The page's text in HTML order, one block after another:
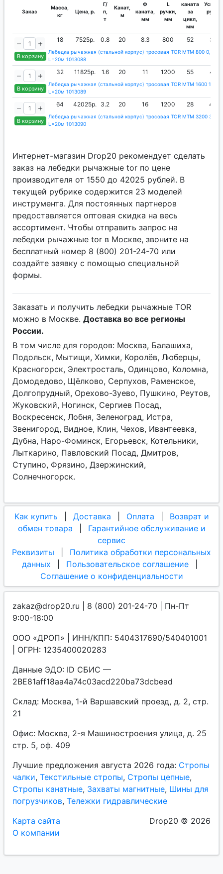
Заказ
Масса,
кг
Цена, р.
Г/
п,
т
Канат,
м
Ф
каната,
мм
L
ручки,
мм
каната
за
цикл,
мм
Усилие
руки,
В корзину
18 7525р. 0.8 20 8.3 800 52 32
Лебедка рычажная (стальной корпус) тросовая TOR МТМ 800 0,8 т
L=20м 1013088
В корзину
32 11825р. 1.6 20 11 1200 55 42
Лебедка рычажная (стальной корпус) тросовая TOR МТМ 1600 1,6 т
L=20м 1013089
В корзину
64 42025р. 3.2 20 16 1200 28 44
Лебедка рычажная (стальной корпус) тросовая TOR МТМ 3200 3,2 т
L=20м 1013090
Интернет-магазин Drop20 рекомендует сделать
заказ на лебедки рычажные tor по цене
производителя от 1550 до 42025 рублей. В
текущей рубрике содержится 23 моделей
инструмента. Для постоянных партнеров
предоставляется оптовая скидка на весь
ассортимент. Чтобы отправить запрос на
лебедки рычажные tor в Москве, звоните на
бесплатный номер 8 (800) 201-24-70 или
создайте заявку с помощью специальной
формы.
Заказать и получить лебедки рычажные TOR
можно в Москве. Доставка во все регионы
России.
В том числе для городов: Москва, Балашиха,
Подольск, Мытищи, Химки, Королёв, Люберцы,
Красногорск, Электросталь, Одинцово, Коломна,
Домодедово, Щёлково, Серпухов, Раменское,
Долгопрудный, Орехово-Зуево, Пушкино, Реутов,
Жуковский, Ногинск, Сергиев Посад,
Воскресенск, Лобня, Зеленоград, Истра,
Звенигород, Видное, Клин, Чехов, Ивантеевка,
Дубна, Наро-Фоминск, Егорьевск, Котельники,
Лыткарино, Павловский Посад, Дмитров,
Ступино, Фрязино, Дзержинский,
Солнечногорск.
Как купить Доставка Оплата
Возврат и
обмен товара
Гарантийное обслуживание и
сервис
Реквизиты
Политика обработки персональных
данных
Пользовательское соглашение
Соглашение о конфиденциальности
zakaz@drop20.ru | 8 (800) 201-24-70 | Пн-Пт
9:00-18:00
ООО «ДРОП» | ИНН/КПП: 5404317690/540401001
| ОГРН: 1235400020283
Данные ЭДО: ID СБИС —
2BE81aff18aa4a74c03acd220ba73dcbead
Склад: Москва, 1-й Варшавский проезд, д. 2, стр.
21
Офис: Москва, 2-я Машиностроения улица, д. 25
стр. 5, оф. 409
Лучшие предложения августа 2026 года: Стропы
чалки, Текстильные стропы, Стропы цепные,
Стропы канатные, Захваты магнитные, Шины для
погрузчиков, Тележки гидравлические
Карта сайта
О компании
Drop20 © 2026